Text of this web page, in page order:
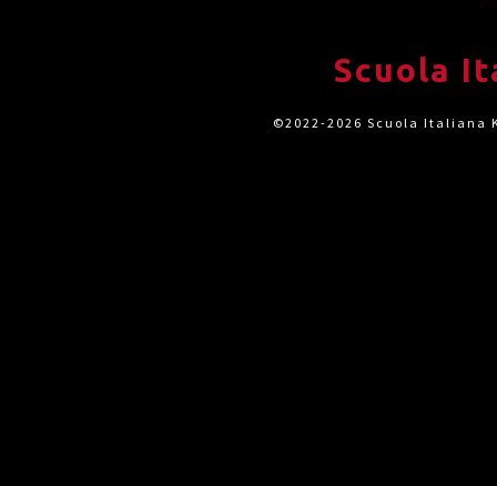
Scuola
©2022-2026 Scuola Italiana